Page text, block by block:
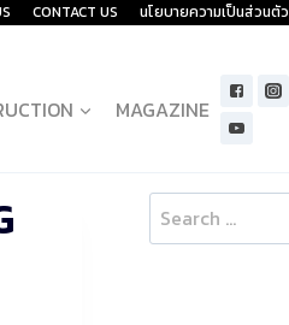
CONTACT US นโยบายความเป็นส่วนตัว
MAGAZINE
Search
for: